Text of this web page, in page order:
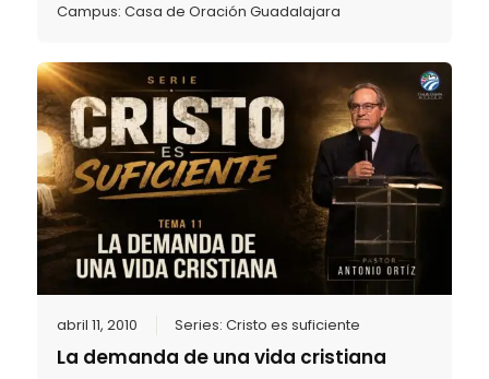
Campus: Casa de Oración Guadalajara
abril 11, 2010 Series: Cristo es suficiente
La demanda de una vida cristiana